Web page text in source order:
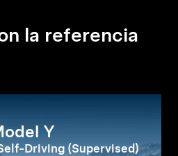
la referencia
Y
Driving (Supervised)